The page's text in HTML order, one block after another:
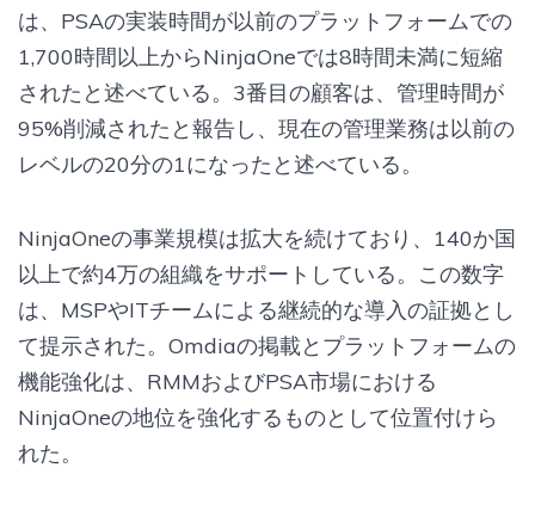
は、PSAの実装時間が以前のプラットフォームでの
1,700時間以上からNinjaOneでは8時間未満に短縮
されたと述べている。3番目の顧客は、管理時間が
95%削減されたと報告し、現在の管理業務は以前の
レベルの20分の1になったと述べている。
NinjaOneの事業規模は拡大を続けており、140か国
以上で約4万の組織をサポートしている。この数字
は、MSPやITチームによる継続的な導入の証拠とし
て提示された。Omdiaの掲載とプラットフォームの
機能強化は、RMMおよびPSA市場における
NinjaOneの地位を強化するものとして位置付けら
れた。